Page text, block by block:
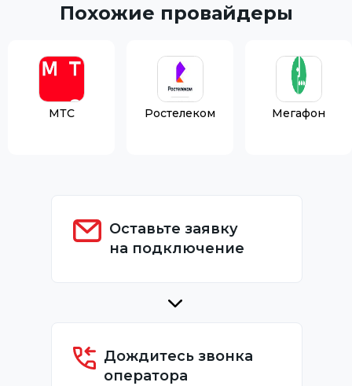
Похожие провайдеры
МТС Ростелеком Мегафон
Оставьте заявку
на подключение
Дождитесь звонка
оператора